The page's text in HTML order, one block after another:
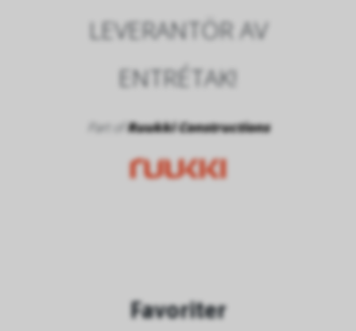
LEVERANTÖR AV
ENTRÉTAK!
Part ofRuukki Constructions
Favoriter